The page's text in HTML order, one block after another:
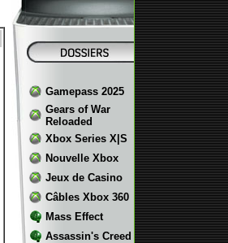
Gamepass 2025
Gears of War
Reloaded
Xbox Series X|S
Nouvelle Xbox
Jeux de Casino
Câbles Xbox 360
Mass Effect
Assassin's Creed